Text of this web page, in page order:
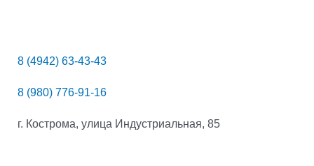
8 (4942) 63-43-43
8 (980) 776-91-16
г. Кострома, улица Индустриальная, 85